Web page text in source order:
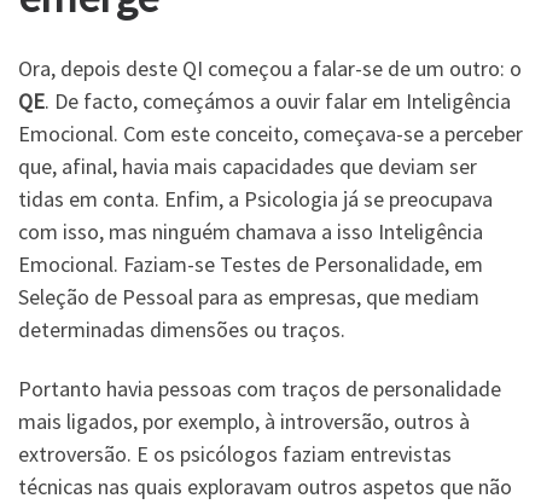
Ora, depois deste QI começou a falar-se de um outro: o
QE. De facto, começámos a ouvir falar em Inteligência
Emocional. Com este conceito, começava-se a perceber
que, afinal, havia mais capacidades que deviam ser
tidas em conta. Enfim, a Psicologia já se preocupava
com isso, mas ninguém chamava a isso Inteligência
Emocional. Faziam-se Testes de Personalidade, em
Seleção de Pessoal para as empresas, que mediam
determinadas dimensões ou traços.
Portanto havia pessoas com traços de personalidade
mais ligados, por exemplo, à introversão, outros à
extroversão. E os psicólogos faziam entrevistas
técnicas nas quais exploravam outros aspetos que não